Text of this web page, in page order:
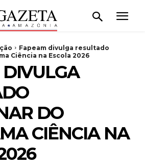
Fapeam divulga resultado
Ciência na Escola 2026
DO
CIÊNCIA NA